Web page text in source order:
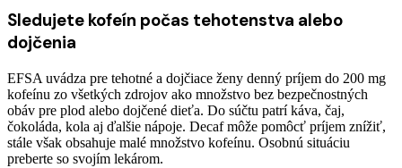
Sledujete kofeín počas tehotenstva alebo
dojčenia
EFSA uvádza pre tehotné a dojčiace ženy denný príjem do 200 mg
kofeínu zo všetkých zdrojov ako množstvo bez bezpečnostných
obáv pre plod alebo dojčené dieťa. Do súčtu patrí káva, čaj,
čokoláda, kola aj ďalšie nápoje. Decaf môže pomôcť príjem znížiť,
stále však obsahuje malé množstvo kofeínu. Osobnú situáciu
preberte so svojím lekárom.